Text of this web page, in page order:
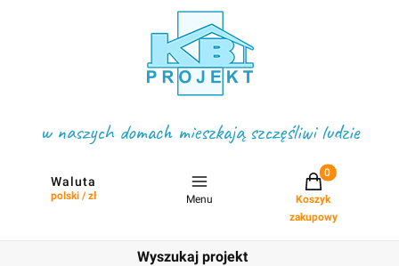
w naszych domach mieszkają szczęśliwi ludzie
Waluta
polski / zł Menu
Projekty w
Koszyk
zakupowy
Wyszukaj projekt